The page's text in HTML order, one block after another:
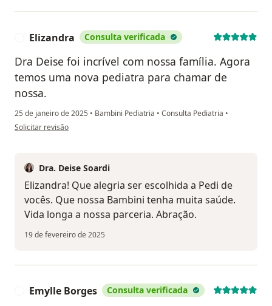
Elizandra Consulta verificada
Dra Deise foi incrível com nossa família. Agora
temos uma nova pediatra para chamar de
nossa.
25 de janeiro de 2025 • Bambini Pediatria • Consulta Pediatria •
na opinião do utilizador Elizandra
Solicitar revisão
Dra. Deise Soardi
Elizandra! Que alegria ser escolhida a Pedi de
vocês. Que nossa Bambini tenha muita saúde.
Vida longa a nossa parceria. Abração.
19 de fevereiro de 2025
Emylle Borges Consulta verificada